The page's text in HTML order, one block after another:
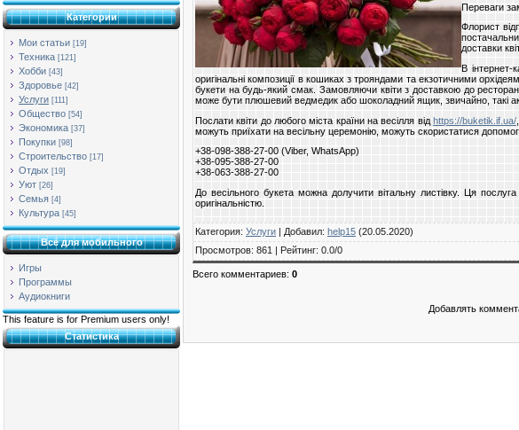
Категории
Мои статьи [19]
Техника [121]
Хобби [43]
Здоровье [42]
Услуги [111]
Общество [54]
Экономика [37]
Покупки [98]
Строительство [17]
Отдых [19]
Уют [26]
Семья [4]
Культура [45]
Всё для мобильного
Игры
Программы
Аудиокниги
This feature is for Premium users only!
Статистика
Переваги
Флорист
доставки
В інтернет-
оригінальні композиції в кошиках з трояндами та екзотичними
букети на будь-який смак. Замовляючи квіти з доставкою до
може бути плюшевий ведмедик або шоколадний ящик, звичайно, такі
Послати квіти до любого міста країни на весілля від https://buketik.if.ua/
можуть приїхати на весільну церемонію, можуть скористатися
+38-098-388-27-00 (Viber, WhatsApp)
+38-095-388-27-00
+38-063-388-27-00
До весільного букета можна долучити вітальну листівку. Ця
оригінальністю.
Категория: Услуги | Добавил: help15 (20.05.2020)
Просмотров: 861 | Рейтинг: 0.0/0
Всего комментариев: 0
Добавлять